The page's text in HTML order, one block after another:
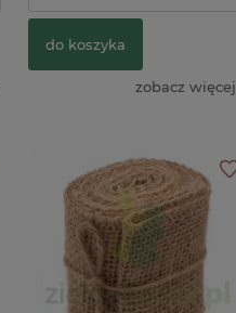
do koszyka
zobacz więcej